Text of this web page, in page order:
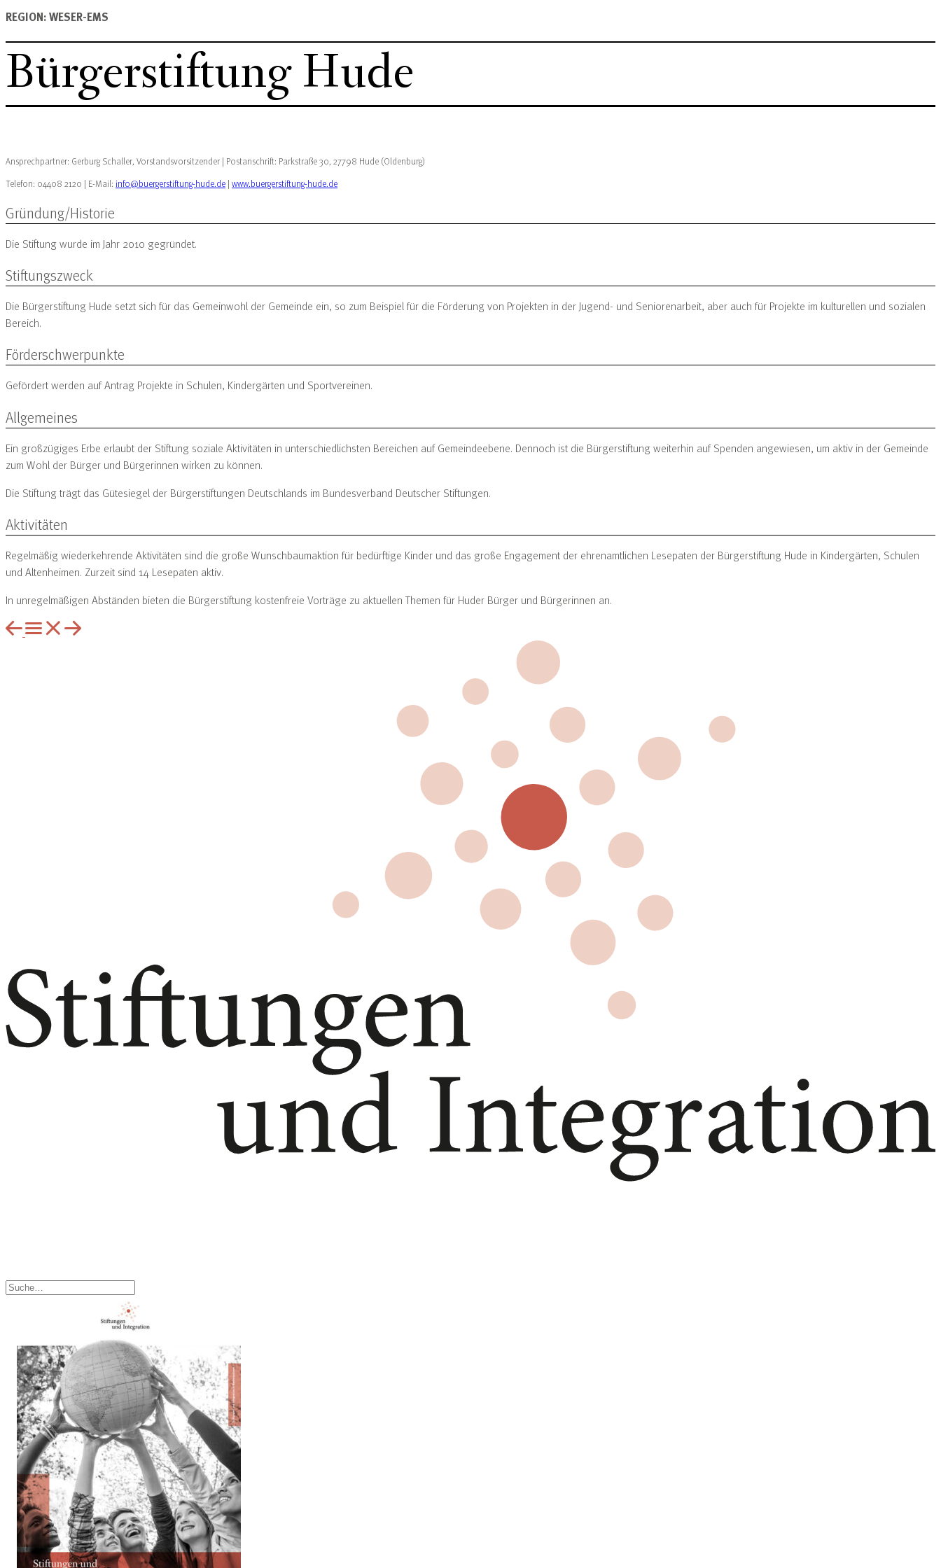
REGION: WESER-EMS
Bürgerstiftung Hude
Ansprechpartner: Gerburg Schaller, Vorstandsvorsitzender | Postanschrift: Parkstraße 30, 27798 Hude (Oldenburg)
Telefon: 04408 2120 | E-Mail: info@buergerstiftung-hude.de | www.buergerstiftung-hude.de
Gründung/Historie
Die Stiftung wurde im Jahr 2010 gegründet.
Stiftungszweck
Die Bürgerstiftung Hude setzt sich für das Gemeinwohl der Gemeinde ein, so zum Beispiel für die Förderung von Projekten in der Jugend- und Seniorenarbeit, aber auch für Projekte im kulturellen und sozialen
Bereich.
Förderschwerpunkte
Gefördert werden auf Antrag Projekte in Schulen, Kindergärten und Sportvereinen.
Allgemeines
Ein großzügiges Erbe erlaubt der Stiftung soziale Aktivitäten in unterschiedlichsten Bereichen auf Gemeindeebene. Dennoch ist die Bürgerstiftung weiterhin auf Spenden angewiesen, um aktiv in der Gemeinde
zum Wohl der Bürger und Bürgerinnen wirken zu können.
Die Stiftung trägt das Gütesiegel der Bürgerstiftungen Deutschlands im Bundesverband Deutscher Stiftungen.
Aktivitäten
Regelmäßig wiederkehrende Aktivitäten sind die große Wunschbaumaktion für bedürftige Kinder und das große Engagement der ehrenamtlichen Lesepaten der Bürgerstiftung Hude in Kindergärten, Schulen
und Altenheimen. Zurzeit sind 14 Lesepaten aktiv.
In unregelmäßigen Abständen bieten die Bürgerstiftung kostenfreie Vorträge zu aktuellen Themen für Huder Bürger und Bürgerinnen an.